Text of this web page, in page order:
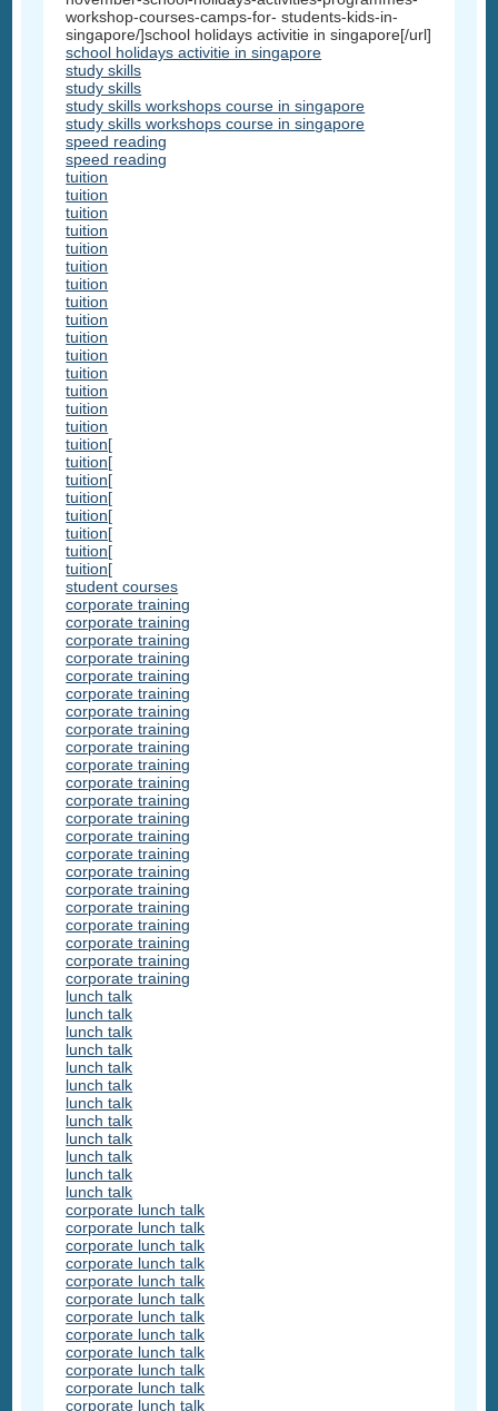
workshop-courses-camps-for- students-kids-in-
singapore/]school holidays activitie in singapore[/url]
school holidays activitie in singapore
study skills
study skills
study skills workshops course in singapore
study skills workshops course in singapore
speed reading
speed reading
tuition
tuition
tuition
tuition
tuition
tuition
tuition
tuition
tuition
tuition
tuition
tuition
tuition
tuition
tuition
tuition[
tuition[
tuition[
tuition[
tuition[
tuition[
tuition[
tuition[
student courses
corporate training
corporate training
corporate training
corporate training
corporate training
corporate training
corporate training
corporate training
corporate training
corporate training
corporate training
corporate training
corporate training
corporate training
corporate training
corporate training
corporate training
corporate training
corporate training
corporate training
corporate training
corporate training
lunch talk
lunch talk
lunch talk
lunch talk
lunch talk
lunch talk
lunch talk
lunch talk
lunch talk
lunch talk
lunch talk
lunch talk
corporate lunch talk
corporate lunch talk
corporate lunch talk
corporate lunch talk
corporate lunch talk
corporate lunch talk
corporate lunch talk
corporate lunch talk
corporate lunch talk
corporate lunch talk
corporate lunch talk
corporate lunch talk